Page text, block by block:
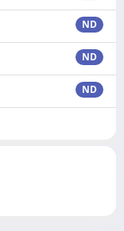
ND
ND
ND